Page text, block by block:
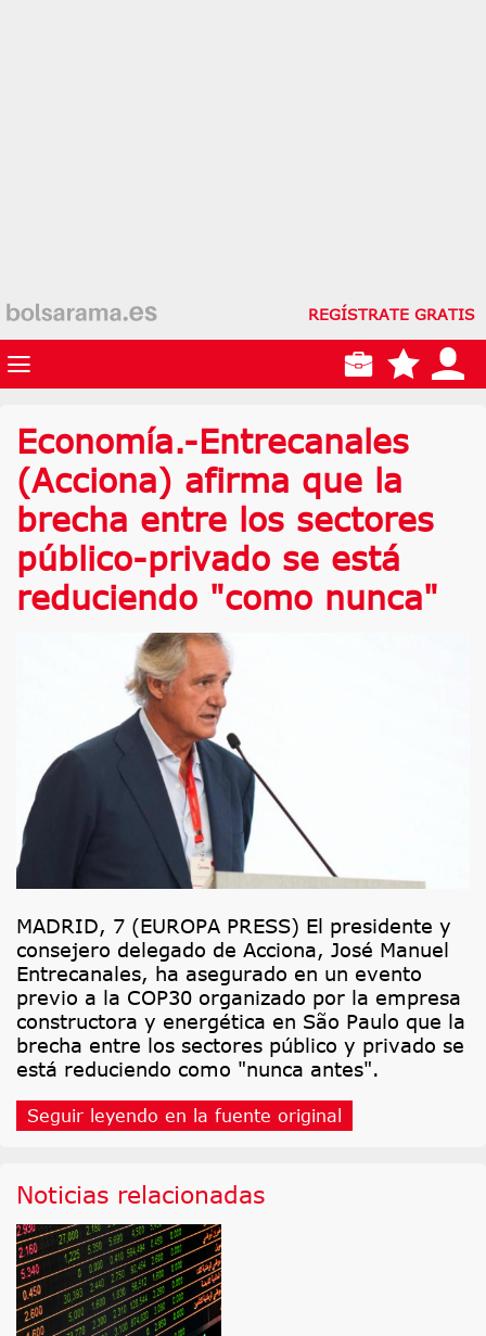
REGÍSTRATE GRATIS
Economía.-Entrecanales
(Acciona) afirma que la
brecha entre los sectores
público-privado se está
reduciendo "como nunca"
MADRID, 7 (EUROPA PRESS) El presidente y
consejero delegado de Acciona, José Manuel
Entrecanales, ha asegurado en un evento
previo a la COP30 organizado por la empresa
constructora y energética en São Paulo que la
brecha entre los sectores público y privado se
está reduciendo como "nunca antes".
Seguir leyendo en la fuente original
Noticias relacionadas